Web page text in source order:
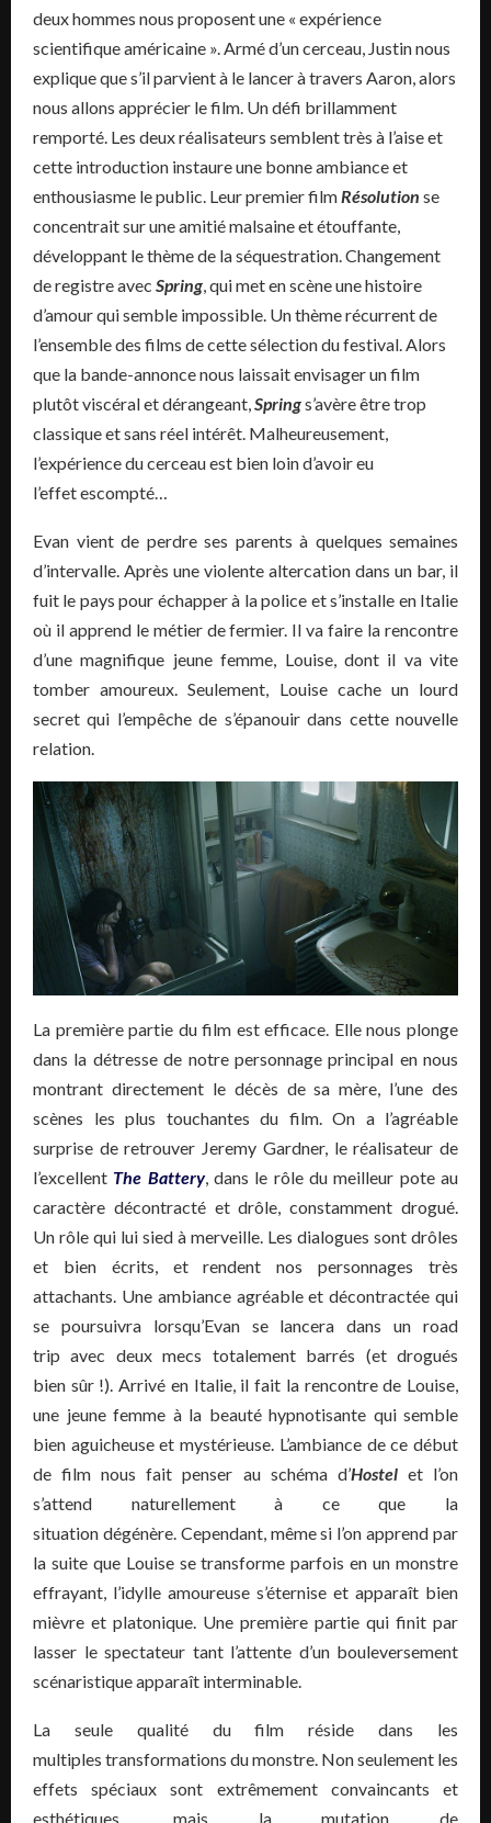
deux hommes nous proposent une « expérience
scientifique américaine ». Armé d’un cerceau, Justin nous
explique que s’il parvient à le lancer à travers Aaron, alors
nous allons apprécier le film. Un défi brillamment
remporté. Les deux réalisateurs semblent très à l’aise et
cette introduction instaure une bonne ambiance et
enthousiasme le public. Leur premier filmRésolution se
concentrait sur une amitié malsaine et étouffante,
développant le thème de la séquestration. Changement
de registre avec Spring, qui met en scène une histoire
d’amour qui semble impossible. Un thème récurrent de
l’ensemble des films de cette sélection du festival. Alors
que la bande-annonce nous laissait envisager un film
plutôt viscéral et dérangeant,Springs’avère être trop
classique et sans réel intérêt. Malheureusement,
l’expérience du cerceau est bien loin d’avoir eu
l’effet escompté…
Evan vient de perdre ses parents à quelques semaines
d’intervalle. Après une violente altercation dans un bar, il
fuit le pays pour échapper à la police et s’installe en Italie
où il apprend le métier de fermier. Il va faire la rencontre
d’une magnifique jeune femme, Louise, dont il va vite
tomber amoureux. Seulement, Louise cache un lourd
secret qui l’empêche de s’épanouir dans cette nouvelle
relation.
La première partie du film est efficace. Elle nous plonge
dans la détresse de notre personnage principal en nous
montrant directement le décès de sa mère, l’une des
scènes les plus touchantes du film. On a l’agréable
surprise de retrouver Jeremy Gardner, le réalisateur de
l’excellent The Battery, dans le rôle du meilleur pote au
caractère décontracté et drôle, constamment drogué.
Un rôle qui lui sied à merveille. Les dialogues sont drôles
et bien écrits, et rendent nos personnages très
attachants. Une ambiance agréable et décontractée qui
se poursuivra lorsqu’Evan se lancera dans un road
trip avec deux mecs totalement barrés (et drogués
bien sûr !). Arrivé en Italie, il fait la rencontre de Louise,
une jeune femme à la beauté hypnotisante qui semble
bien aguicheuse et mystérieuse. L’ambiance de ce début
de film nous fait penser au schéma d’Hostelet l’on
s’attend naturellement à ce que la
situation dégénère. Cependant, même si l’on apprend par
la suite que Louise se transforme parfois en un monstre
effrayant, l’idylle amoureuse s’éternise et apparaît bien
mièvre et platonique. Une première partie qui finit par
lasser le spectateur tant l’attente d’un bouleversement
scénaristique apparaît interminable.
La seule qualité du film réside dans les
multiples transformations du monstre. Non seulement les
effets spéciaux sont extrêmement convaincants et
esthétiques, mais la mutation de